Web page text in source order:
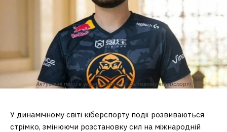
Актуальні події в українському та світовому кіберспорті
У динамічному світі кіберспорту події розвиваються
стрімко, змінюючи розстановку сил на міжнародній